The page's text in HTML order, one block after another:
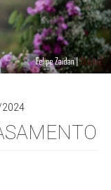
2024